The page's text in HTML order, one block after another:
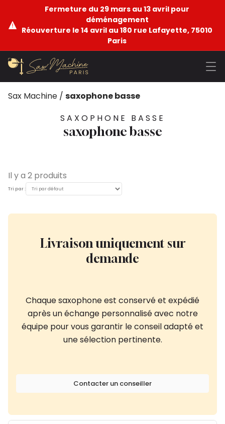
Fermeture du 29 mars au 13 avril pour
déménagement
Réouverture le 14 avril au 180 rue Lafayette, 75010
Paris
Sax Machine / saxophone basse
SAXOPHONE BASSE
saxophone basse
Il y a 2 produits
Tri par :
Livraison uniquement sur
demande
Chaque saxophone est conservé et expédié
après un échange personnalisé avec notre
équipe pour vous garantir le conseil adapté et
une sélection pertinente.
Contacter un conseiller